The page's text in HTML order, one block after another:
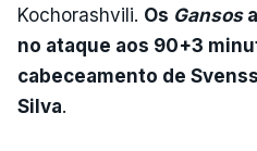
Kochorashvili. Os Gansos
no ataque aos 90+3
cabeceamento de
Silva.